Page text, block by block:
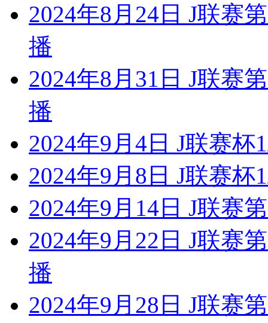
2024年8月24日 J联赛
播
2024年8月31日 J联赛
播
2024年9月4日 J联赛
2024年9月8日 J联赛
2024年9月14日 J联赛
2024年9月22日 J联赛
播
2024年9月28日 J联赛